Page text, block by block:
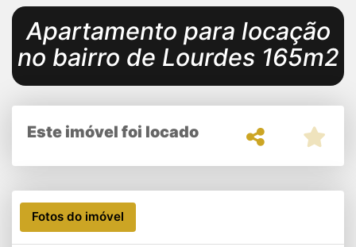
Apartamento para locação
no bairro de Lourdes 165m2
Este imóvel foi locado
Fotos do imóvel